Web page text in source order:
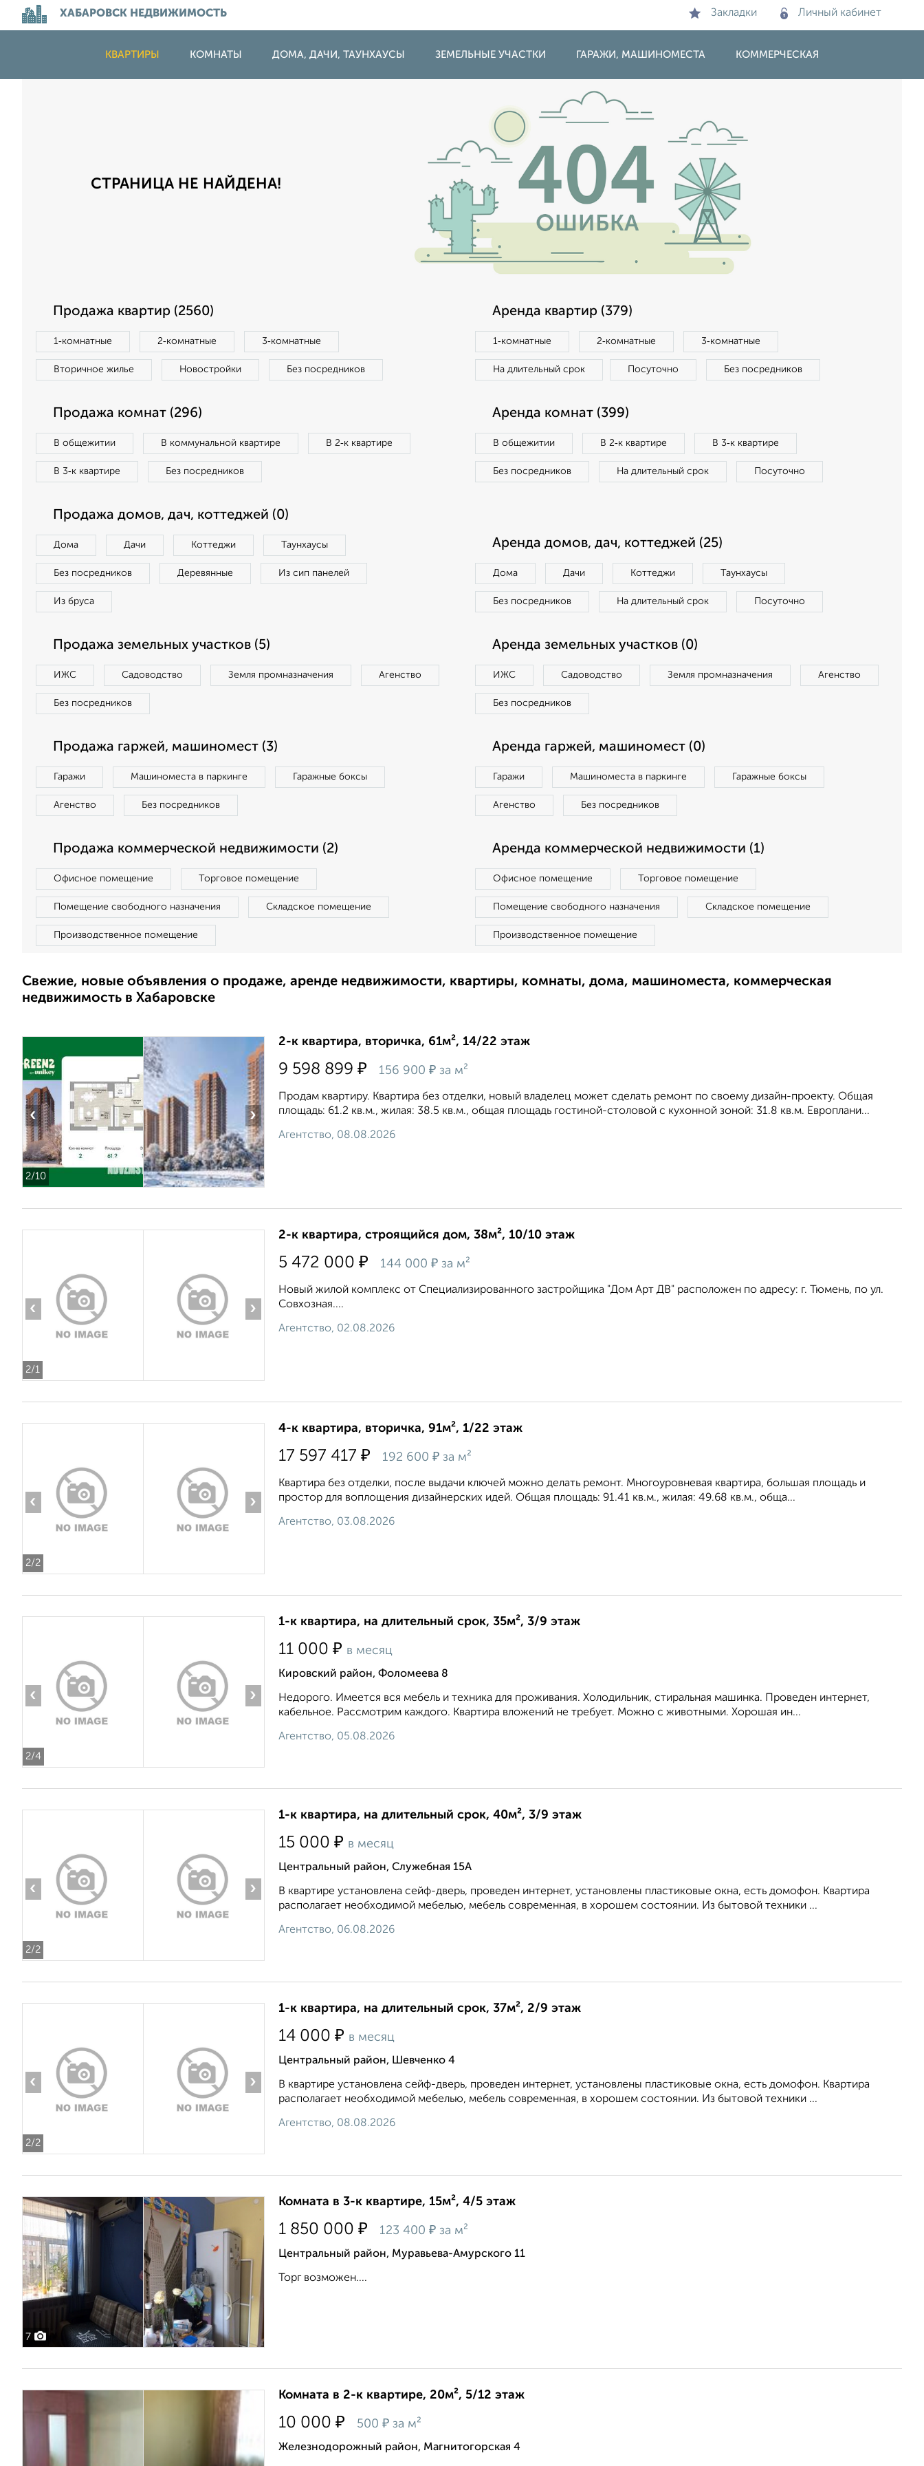
ХАБАРОВСК НЕДВИЖИМОСТЬ Закладки Личный кабинет
КВАРТИРЫ КОМНАТЫ ДОМА, ДАЧИ, ТАУНХАУСЫ ЗЕМЕЛЬНЫЕ УЧАСТКИ ГАРАЖИ, МАШИНОМЕСТА КОММЕРЧЕСКАЯ
СТРАНИЦА НЕ НАЙДЕНА!
Продажа квартир (2560)
1‑комнатные 2‑комнатные 3‑комнатные
Вторичное жилье Новостройки Без посредников
Аренда квартир (379)
1‑комнатные 2‑комнатные 3‑комнатные
На длительный срок Посуточно Без посредников
Продажа комнат (296)
В общежитии В коммунальной квартире В 2‑к квартире
В 3‑к квартире Без посредников
Аренда комнат (399)
В общежитии В 2‑к квартире В 3‑к квартире
Без посредников На длительный срок Посуточно
Продажа домов, дач, коттеджей (0)
Дома Дачи Коттеджи Таунхаусы
Без посредников Деревянные Из сип панелей
Из бруса
Аренда домов, дач, коттеджей (25)
Дома Дачи Коттеджи Таунхаусы
Без посредников На длительный срок Посуточно
Продажа земельных участков (5)
ИЖС Садоводство Земля промназначения Агенство
Без посредников
Аренда земельных участков (0)
ИЖС Садоводство Земля промназначения Агенство
Без посредников
Продажа гаржей, машиномест (3)
Гаражи Машиноместа в паркинге Гаражные боксы
Агенство Без посредников
Аренда гаржей, машиномест (0)
Гаражи Машиноместа в паркинге Гаражные боксы
Агенство Без посредников
Продажа коммерческой недвижимости (2)
Офисное помещение Торговое помещение
Помещение свободного назначения Складское помещение
Производственное помещение
Аренда коммерческой недвижимости (1)
Офисное помещение Торговое помещение
Помещение свободного назначения Складское помещение
Производственное помещение
Свежие, новые объявления о продаже, аренде недвижимости, квартиры, комнаты, дома, машиноместа, коммерческая
недвижимость в Хабаровске
2/10
‹ ›
2-к квартира, вторичка, 61м², 14/22 этаж
9 598 899 ₽ 156 900 ₽ за м²
Продам квартиру. Квартира без отделки, новый владелец может сделать ремонт по своему дизайн-проекту. Общая
площадь: 61.2 кв.м., жилая: 38.5 кв.м., общая площадь гостиной-столовой с кухонной зоной: 31.8 кв.м. Европлани...
Агентство, 08.08.2026
2/1
‹ ›
2-к квартира, строящийся дом, 38м², 10/10 этаж
5 472 000 ₽ 144 000 ₽ за м²
Новый жилой комплекс от Специализированного застройщика "Дом Арт ДВ" расположен по адресу: г. Тюмень, по ул.
Совхозная....
Агентство, 02.08.2026
2/2
‹ ›
4-к квартира, вторичка, 91м², 1/22 этаж
17 597 417 ₽ 192 600 ₽ за м²
Квартира без отделки, после выдачи ключей можно делать ремонт. Многоуровневая квартира, большая площадь и
простор для воплощения дизайнерских идей. Общая площадь: 91.41 кв.м., жилая: 49.68 кв.м., обща...
Агентство, 03.08.2026
2/4
‹ ›
1-к квартира, на длительный срок, 35м², 3/9 этаж
11 000 ₽ в месяц
Кировский район, Фоломеева 8
Недорого. Имеется вся мебель и техника для проживания. Холодильник, стиральная машинка. Проведен интернет,
кабельное. Рассмотрим каждого. Квартира вложений не требует. Можно с животными. Хорошая ин...
Агентство, 05.08.2026
2/2
‹ ›
1-к квартира, на длительный срок, 40м², 3/9 этаж
15 000 ₽ в месяц
Центральный район, Служебная 15А
В квартире установлена сейф-дверь, проведен интернет, установлены пластиковые окна, есть домофон. Квартира
располагает необходимой мебелью, мебель современная, в хорошем состоянии. Из бытовой техники ...
Агентство, 06.08.2026
2/2
‹ ›
1-к квартира, на длительный срок, 37м², 2/9 этаж
14 000 ₽ в месяц
Центральный район, Шевченко 4
В квартире установлена сейф-дверь, проведен интернет, установлены пластиковые окна, есть домофон. Квартира
располагает необходимой мебелью, мебель современная, в хорошем состоянии. Из бытовой техники ...
Агентство, 08.08.2026
7
Комната в 3-к квартире, 15м², 4/5 этаж
1 850 000 ₽ 123 400 ₽ за м²
Центральный район, Муравьева-Амурского 11
Торг возможен....
Комната в 2-к квартире, 20м², 5/12 этаж
10 000 ₽ 500 ₽ за м²
Железнодорожный район, Магнитогорская 4